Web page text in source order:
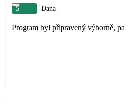
5 Dana
Program byl připravený výborně,